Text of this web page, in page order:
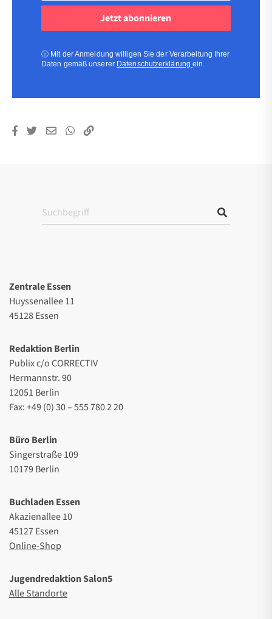
Adresse
ⓘ Mit der Anmeldung willigen Sie der Verarbeitung Ihrer
Daten gemäß unserer Datenschutzerklärungein.
Zentrale Essen
Huyssenallee 11
45128 Essen
Redaktion Berlin
Publix c/o CORRECTIV
Hermannstr. 90
12051 Berlin
Fax: +49 (0) 30 – 555 780 2 20
Büro Berlin
Singerstraße 109
10179 Berlin
Buchladen Essen
Akazienallee 10
45127 Essen
Online-Shop
Jugendredaktion Salon5
Alle Standorte